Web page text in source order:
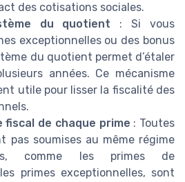
des cotisations sociales.
du quotient : Si vous
exceptionnelles ou des bonus
du quotient permet d’étaler
années. Ce mécanisme
utile pour lisser la fiscalité des
fiscal de chaque prime : Toutes
pas soumises au même régime
comme les primes de
primes exceptionnelles, sont